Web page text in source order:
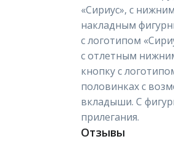
«Сириус», с
накладным
с логотипом
с отлетным
кнопку с
половинках с
вкладыши. С
прилегания.
Отзывы